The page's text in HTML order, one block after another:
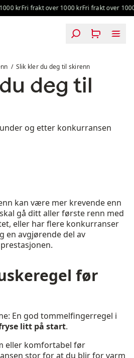
krFri frakt over 1000 krFri frakt over 1000 kr
Slik kler du deg til skirenn
deg til
og etter konkurransen
kan være mer krevende enn
gå ditt aller første renn med
eller har flere konkurranser
en avgjørende del av
før
En god tommelfingerregel i
litt på start.
eller komfortabel før
stor for at du blir for varm